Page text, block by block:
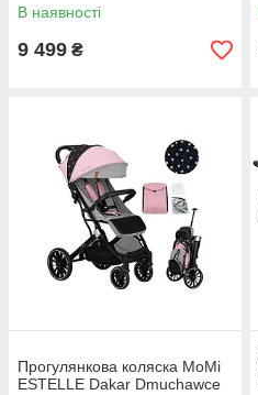
В наявності
9 499 ₴
Прогулянкова коляска MoMi
ESTELLE Dakar Dmuchawce